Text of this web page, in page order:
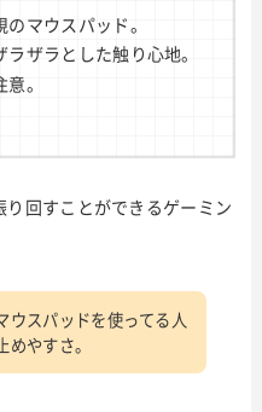
マウスパッド。
ザラとした触り心地。
。
回すことができるゲーミン
ウスパッドを使ってる人
やすさ。